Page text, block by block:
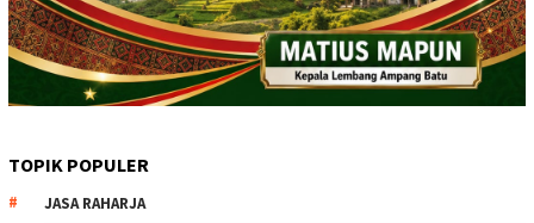
TOPIK POPULER
JASA RAHARJA